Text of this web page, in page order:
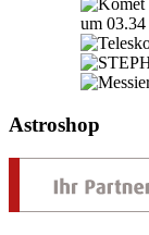
Astroshop